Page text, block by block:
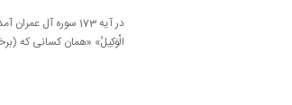
در آیه 173 سوره آل
الْوَكِيلُ» «همان كسانى كه